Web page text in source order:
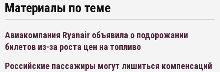
Материалы по теме
Авиакомпания Ryanair объявила о подорожании
билетов из-за роста цен на топливо
Российские пассажиры могут лишиться компенсаций